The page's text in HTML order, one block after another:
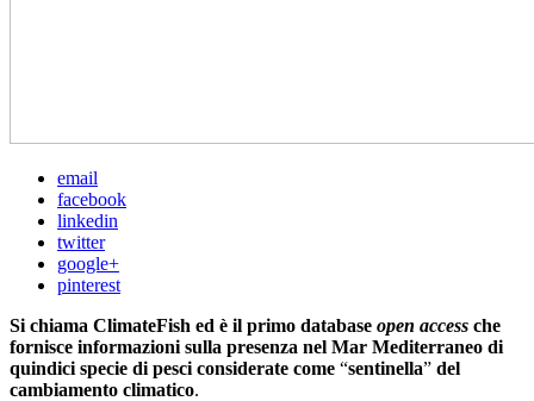
email
facebook
linkedin
twitter
google+
pinterest
Si chiama ClimateFish ed è il primo database open access che
fornisce informazioni sulla presenza nel Mar Mediterraneo di
quindici specie di pesci considerate come “sentinella” del
cambiamento climatico.